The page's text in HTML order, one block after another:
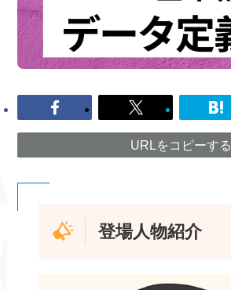
URLをコピーする
登場人物紹介